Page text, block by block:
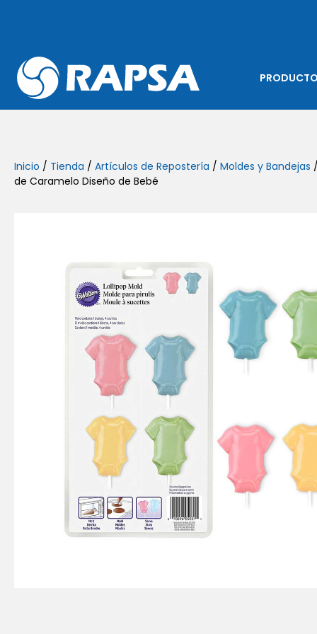
Inicio / Tienda / Artículos de Repostería / Moldes y Bandejas
de Caramelo Diseño de Bebé